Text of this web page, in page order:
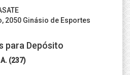
2050 Ginásio de Esportes
para Depósito
(237)